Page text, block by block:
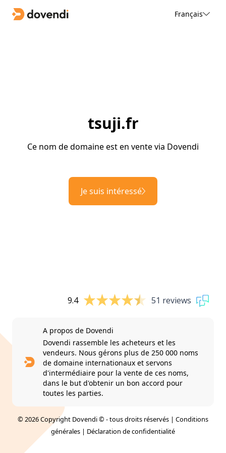
Français
tsuji.fr
Ce nom de domaine est en vente via Dovendi
Je suis intéressé
9.4 51 reviews
A propos de Dovendi
Dovendi rassemble les acheteurs et les
vendeurs. Nous gérons plus de 250 000 noms
de domaine internationaux et servons
d'intermédiaire pour la vente de ces noms,
dans le but d'obtenir un bon accord pour
toutes les parties.
© 2026 Copyright Dovendi © - tous droits réservés | Conditions
générales | Déclaration de confidentialité